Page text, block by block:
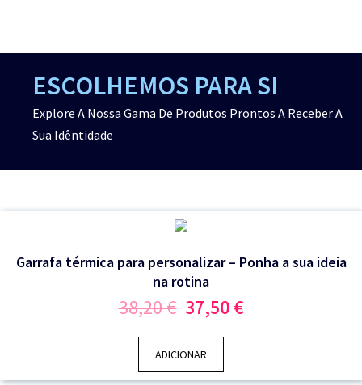
ESCOLHEMOS PARA SI
Explore A Nossa Gama De Produtos Prontos A Receber A
Sua Idêntidade
Garrafa térmica para personalizar – Ponha a sua ideia
na rotina
38,20€ O
preço
original
era:
38,20 €.
37,50€O
ADICIONAR